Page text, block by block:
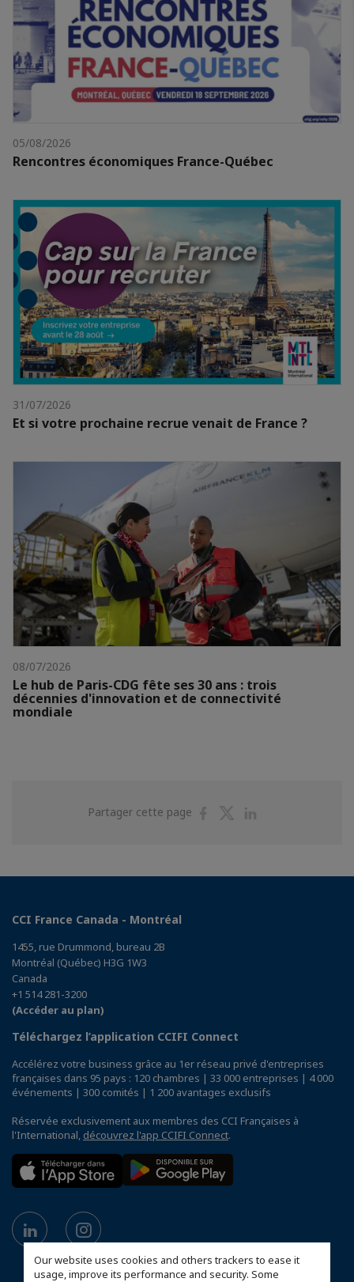
Our website uses cookies and others trackers to ease it
usage, improve its performance and security. Some
05/08/2026
Rencontres économiques France-Québec
31/07/2026
Et si votre prochaine recrue venait de France ?
08/07/2026
Le hub de Paris-CDG fête ses 30 ans : trois
décennies d'innovation et de connectivité
mondiale
Partager cette page
PartagerPartager
CCI France Canada - Montréal
1455, rue Drummond, bureau 2B
Montréal (Québec) H3G 1W3
Canada
+1 514 281-3200
(Accéder au plan)
Téléchargez l’application CCIFI Connect
Accélérez votre business grâce au 1er réseau privé d'entreprises
françaises dans 95 pays : 120 chambres | 33 000 entreprises | 4 000
événements | 300 comités | 1 200 avantages exclusifs
Réservée exclusivement aux membres des CCI Françaises à
l'International, découvrez l'app CCIFI Connect.